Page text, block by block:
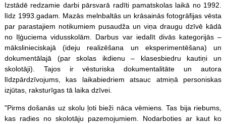
Izstādē redzamie darbi pārsvarā radīti pamatskolas laikā no 1992.
līdz 1993.gadam. Mazās melnbaltās un krāsainās fotogrāfijas vēsta
par parastajiem notikumiem pusaudža un viņa draugu dzīvē kādā
no Iļģuciema vidusskolām. Darbus var iedalīt divās kategorijās –
mākslinieciskajā (ideju realizēšana un eksperimentēšana) un
dokumentālajā (par skolas ikdienu – klasesbiedru kautiņi un
skolotāji). Tajos ir vēsturiska dokumentalitāte un autora
līdzpārdzīvojums, kas laikabiedriem atsauc atmiņā personiskas
izjūtas, raksturīgas tā laika dzīvei.
"Pirms došanās uz skolu ļoti bieži nāca vēmiens. Tas bija riebums,
kas radies no skolotāju pazemojumiem. Nodarboties ar kaut ko